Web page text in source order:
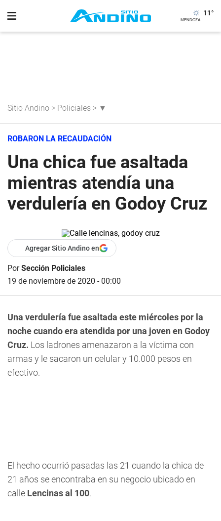
11°
Sitio Andino > Policiales > ▼
ROBARON LA RECAUDACIÓN
Una chica fue asaltada
mientras atendía una
verdulería en Godoy Cruz
Agregar Sitio Andino en
PorSección Policiales
19 de noviembre de 2020 - 00:00
Una verdulería fue asaltada este miércoles por la
noche cuando era atendida por una joven en Godoy
Cruz. Los ladrones amenazaron a la víctima con
armas y le sacaron un celular y 10.000 pesos en
efectivo.
El hecho ocurrió pasadas las 21 cuando la chica de
21 años se encontraba en su negocio ubicado en
calle Lencinas al 100.